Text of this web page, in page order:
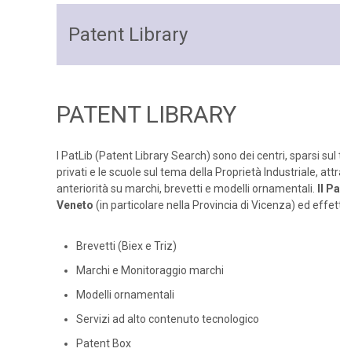
Patent Library
PATENT LIBRARY
I PatLib (Patent Library Search) sono dei centri, sparsi
privati e le scuole sul tema della Proprietà Industriale,
anteriorità su marchi, brevetti e modelli ornamentali.
Il
Veneto (in particolare nella Provincia di Vicenza) ed
Brevetti (Biex e Triz)
Marchi e Monitoraggio marchi
Modelli ornamentali
Servizi ad alto contenuto tecnologico
Patent Box